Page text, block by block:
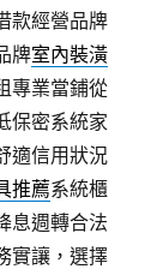
款經營品牌
牌室內裝潢
專業當鋪從
保密系統家
適信用狀況
推薦系統櫃
息週轉合法
實讓，選擇